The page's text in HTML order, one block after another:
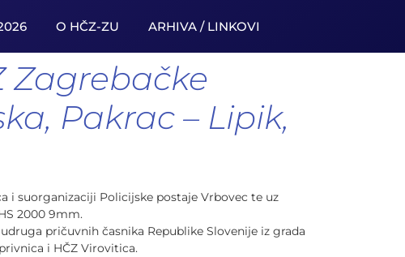
O HČZ-ZU ARHIVA / LINKOVI
Zagrebačke
Pakrac – Lipik,
i suorganizaciji Policijske postaje Vrbovec te uz
2000 9mm.
pričuvnih časnika Republike Slovenije iz grada
i HČZ Virovitica.